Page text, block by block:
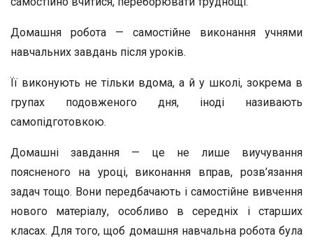
Домашня робота — самостійне виконання учнями
навчальних за­вдань після уроків.
Її виконують не тільки вдома, а й у школі, зокрема в
гру­пах подовженого дня, іноді називають
самопідготовкою.
Домашні завдання — це не лише виучування
пояснено­го на уроці, виконання вправ, розв’язання
задач тощо. Во­ни передбачають і самостійне вивчення
нового матеріалу, особливо в середніх і старших
класах. Для того, щоб дома­шня навчальна робота була